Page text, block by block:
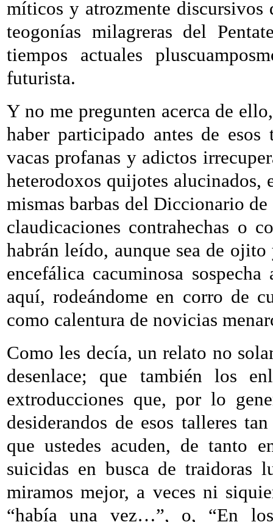
míticos y atrozmente discursivos
teogonías milagreras del
tiempos actuales
futurista.
Y no me pregunten acerca de
haber participado antes de esos
vacas profanas y adictos
heterodoxos quijotes alucinados,
mismas barbas del Diccionario
claudicaciones contrahechas o
habrán leído, aunque sea de
encefálica cacuminosa
aquí, rodeándome en corro de
como calentura de novicias
Como les decía, un relato no
desenlace; que también los
extroducciones que, por lo
desiderandos de esos talleres
que ustedes acuden, de tanto
suicidas en busca de traidoras
miramos mejor, a veces ni
“había una vez…”, o, “En